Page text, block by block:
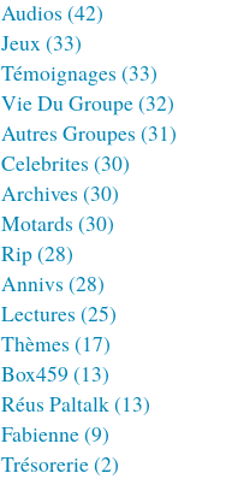
Audios (42)
Jeux(33)
Témoignages (33)
Vie Du Groupe(32)
Autres Groupes (31)
Celebrites (30)
Archives (30)
Motards (30)
Rip(28)
Annivs (28)
Lectures (25)
Thèmes (17)
Box459 (13)
Réus Paltalk(13)
Fabienne(9)
Trésorerie(2)